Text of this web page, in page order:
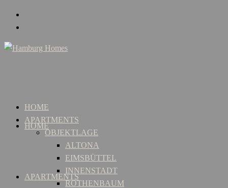
HOME
APARTMENTS
HOME
APARTMENTS
OBJEKTLAGE
ALTONA
EIMSBÜTTEL
INNENSTADT
ROTHENBAUM